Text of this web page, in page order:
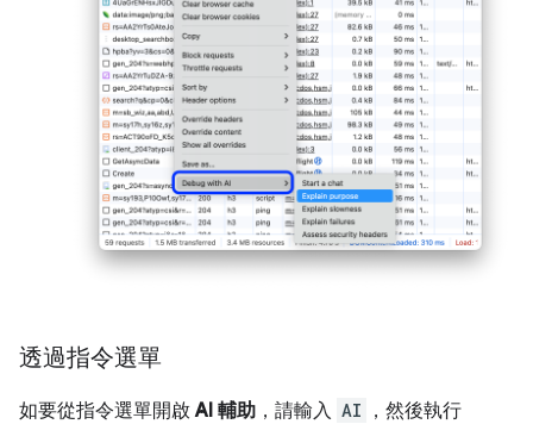
透過指令選單
如要從指令選單開啟AI 輔助 ，請輸入 AI
，然後執行